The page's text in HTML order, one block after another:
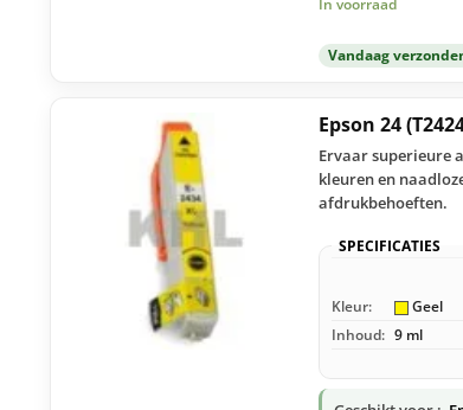
In voorraad
Vandaag
Epson 24
Ervaar superieure
kleuren en
afdrukbehoeften.
SPECIFICATIES
Kleur: Geel
Inhoud: 9 ml